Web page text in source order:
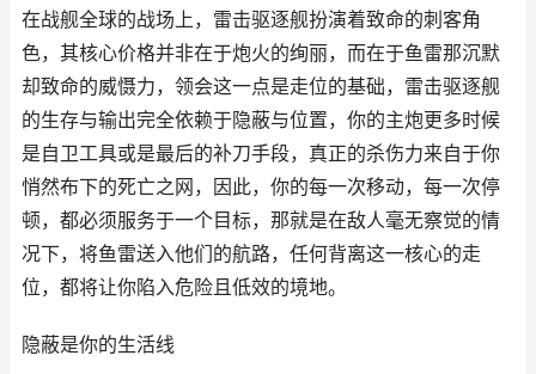
在战舰全球的战场上，雷击驱逐舰扮演着致命的刺客角
色，其核心价格并非在于炮火的绚丽，而在于鱼雷那沉默
却致命的威慑力，领会这一点是走位的基础，雷击驱逐舰
的生存与输出完全依赖于隐蔽与位置，你的主炮更多时候
是自卫工具或是最后的补刀手段，真正的杀伤力来自于你
悄然布下的死亡之网，因此，你的每一次移动，每一次停
顿，都必须服务于一个目标，那就是在敌人毫无察觉的情
况下，将鱼雷送入他们的航路，任何背离这一核心的走
位，都将让你陷入危险且低效的境地。
隐蔽是你的生活线